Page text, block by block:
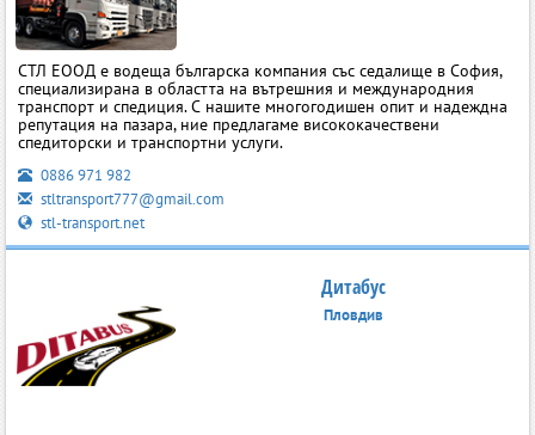
СТЛ ЕООД е водеща българска компания със седалище в София,
специализирана в областта на вътрешния и международния
транспорт и спедиция. С нашите многогодишен опит и надеждна
репутация на пазара, ние предлагаме висококачествени
спедиторски и транспортни услуги.
0886 971 982
stltransport777@gmail.com
stl-transport.net
Дитабус
Пловдив